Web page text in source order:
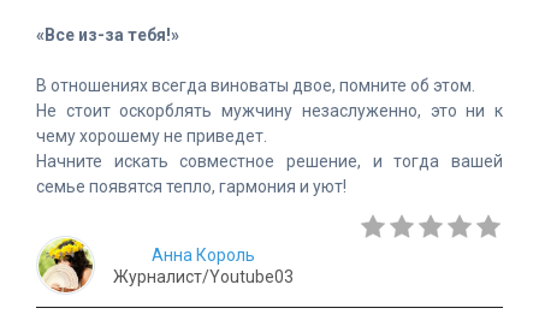
«Все из-за тебя!»
В отношениях всегда виноваты двое, помните об этом.
Не стоит оскорблять мужчину незаслуженно, это ни к
чему хорошему не приведет.
Начните искать совместное решение, и тогда вашей
семье появятся тепло, гармония и уют!
Анна Король
Журналист/Youtube03